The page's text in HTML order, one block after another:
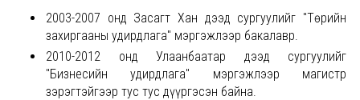
2003-2007 онд Засагт Хан дээд сургуулийг "Төрийн
захиргааны удирдлага" мэргэжлээр бакалавр.
2010-2012 онд Улаанбаатар дээд сургуулийг
"Бизнесийн удирдлага" мэргэжлээр магистр
зэрэгтэйгээр тус тус дүүргэсэн байна.